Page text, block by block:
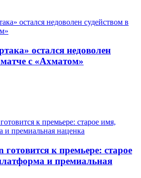
остался недоволен
матче с «Ахматом»
готовится к премьере: старое
и премиальная